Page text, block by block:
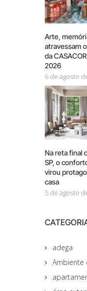
Arte,
atravessam
da
2026
6 de agosto
Na reta final
SP, o
virou
casa
5 de agosto
adega
Ambiente